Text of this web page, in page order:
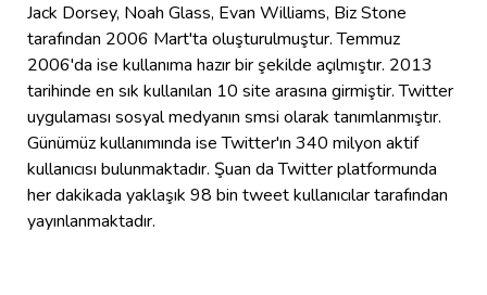
Jack Dorsey, Noah Glass, Evan Williams, Biz Stone
tarafından 2006 Mart'ta oluşturulmuştur. Temmuz
2006'da ise kullanıma hazır bir şekilde açılmıştır. 2013
tarihinde en sık kullanılan 10 site arasına girmiştir. Twitter
uygulaması sosyal medyanın smsi olarak tanımlanmıştır.
Günümüz kullanımında ise Twitter'ın 340 milyon aktif
kullanıcısı bulunmaktadır. Şuan da Twitter platformunda
her dakikada yaklaşık 98 bin tweet kullanıcılar tarafından
yayınlanmaktadır.